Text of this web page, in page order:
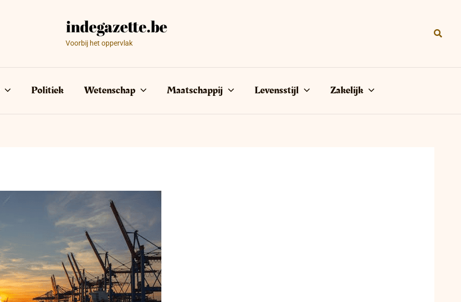
Voorbij het oppervlak
Politiek Wetenschap Maatschappij Levensstijl Zakelijk